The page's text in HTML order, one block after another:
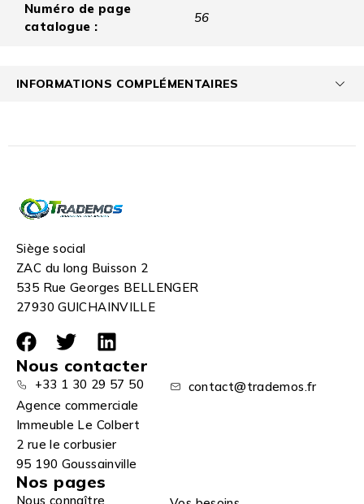
Numéro de page
catalogue :
56
INFORMATIONS COMPLÉMENTAIRES
Siège social
ZAC du long Buisson 2
535 Rue Georges BELLENGER
27930 GUICHAINVILLE
Nous contacter
+33 1 30 29 57 50
contact@trademos.fr
Agence commerciale
Immeuble Le Colbert
2 rue le corbusier
95 190 Goussainville
Nos pages
Nous connaître